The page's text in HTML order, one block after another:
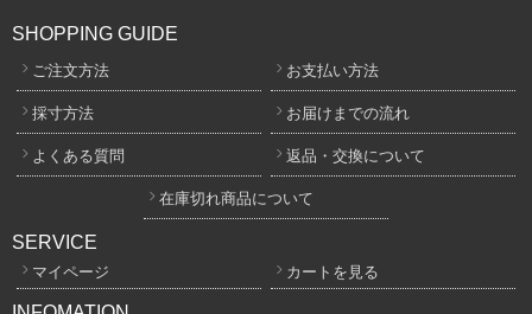
SHOPPING GUIDE
ご注文方法 お支払い方法
採寸方法 お届けまでの流れ
よくある質問 返品・交換について
在庫切れ商品について
SERVICE
マイページ カートを見る